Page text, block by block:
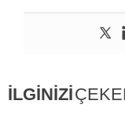
İLGİNİZİ